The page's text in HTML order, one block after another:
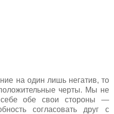
на один лишь негатив, то
черты. Мы не
обе свои стороны —
согласовать друг с